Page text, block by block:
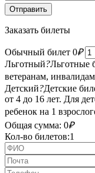
Заказать билеты
Обычный билет 0₽
Льготный?Льготные
ветеранам,
Детский?Детские
от 4 до 16 лет. Для
ребенок на 1
Общая сумма: 0₽
Кол-во билетов:1